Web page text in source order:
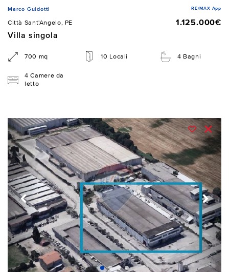
Marco Guidotti RE/MAX App
Città Sant'Angelo, PE
1.125.000€
Villa singola
700 mq 10 Locali 4 Bagni
4 Camere da
letto